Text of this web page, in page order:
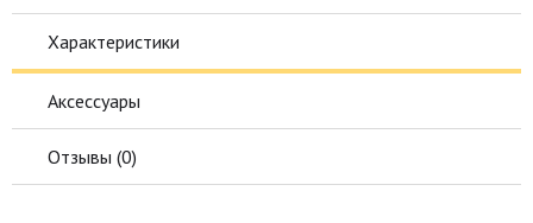
Характеристики
Аксессуары
Отзывы (0)